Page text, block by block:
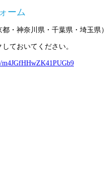
ーム
・神奈川県・千葉県・埼玉県
ておいてください。